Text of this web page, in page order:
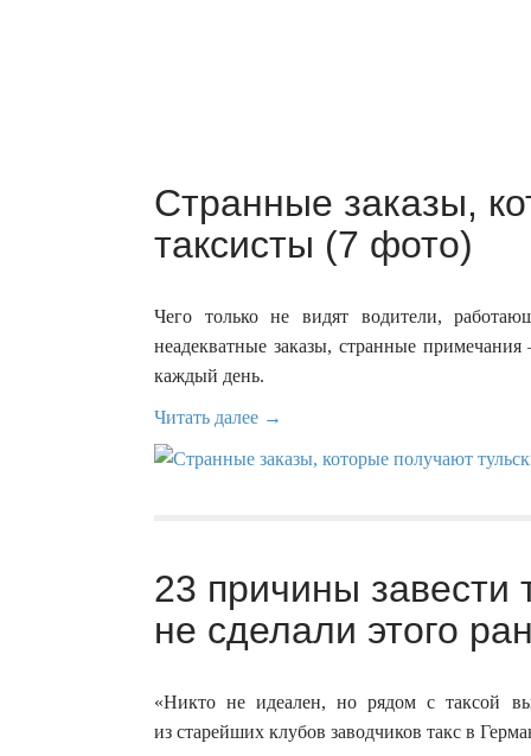
Странные заказы,
таксисты (7 фото)
Чего только не видят водители,
неадекватные заказы, странные
каждый день.
Читать далее →
23 причины завести
не сделали этого
«Никто не идеален, но рядом с таксой
из старейших клубов заводчиков такс в